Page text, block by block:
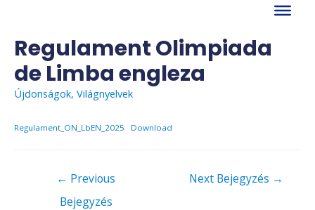
contentRegulament Olimpiada
de Limba engleza
Újdonságok, Világnyelvek
Regulament_ON_LbEN_2025 Download
← Previous
Bejegyzés
Next Bejegyzés →